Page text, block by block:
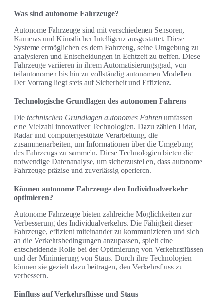
Was sind autonome Fahrzeuge?
Autonome Fahrzeuge sind mit verschiedenen Sensoren,
Kameras und Künstlicher Intelligenz ausgestattet. Diese
Systeme ermöglichen es dem Fahrzeug, seine Umgebung zu
analysieren und Entscheidungen in Echtzeit zu treffen. Diese
Fahrzeuge variieren in ihrem Automatisierungsgrad, von
teilautonomen bis hin zu vollständig autonomen Modellen.
Der Vorrang liegt stets auf Sicherheit und Effizienz.
Technologische Grundlagen des autonomen Fahrens
Die technischen Grundlagen autonomes Fahren umfassen
eine Vielzahl innovativer Technologien. Dazu zählen Lidar,
Radar und computergestützte Verarbeitung, die
zusammenarbeiten, um Informationen über die Umgebung
des Fahrzeugs zu sammeln. Diese Technologien bieten die
notwendige Datenanalyse, um sicherzustellen, dass autonome
Fahrzeuge präzise und zuverlässig operieren.
Können autonome Fahrzeuge den Individualverkehr
optimieren?
Autonome Fahrzeuge bieten zahlreiche Möglichkeiten zur
Verbesserung des Individualverkehrs. Die Fähigkeit dieser
Fahrzeuge, effizient miteinander zu kommunizieren und sich
an die Verkehrsbedingungen anzupassen, spielt eine
entscheidende Rolle bei der Optimierung von Verkehrsflüssen
und der Minimierung von Staus. Durch ihre Technologien
können sie gezielt dazu beitragen, den Verkehrsfluss zu
verbessern.
Einfluss auf Verkehrsflüsse und Staus